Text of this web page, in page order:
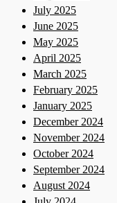
July 2025
June 2025
May 2025
April 2025
March 2025
February 2025
January 2025
December 2024
November 2024
October 2024
September 2024
August 2024